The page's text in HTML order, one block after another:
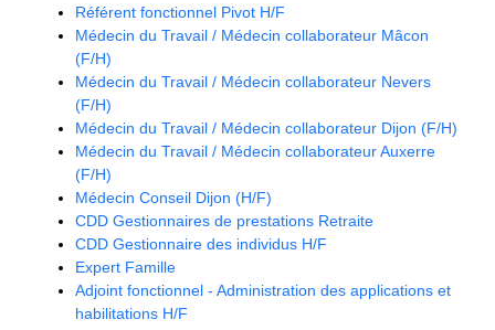
Référent fonctionnel Pivot H/F
Médecin du Travail / Médecin collaborateur Mâcon
(F/H)
Médecin du Travail / Médecin collaborateur Nevers
(F/H)
Médecin du Travail / Médecin collaborateur Dijon (F/H)
Médecin du Travail / Médecin collaborateur Auxerre
(F/H)
Médecin Conseil Dijon (H/F)
CDD Gestionnaires de prestations Retraite
CDD Gestionnaire des individus H/F
Expert Famille
Adjoint fonctionnel - Administration des applications et
habilitations H/F